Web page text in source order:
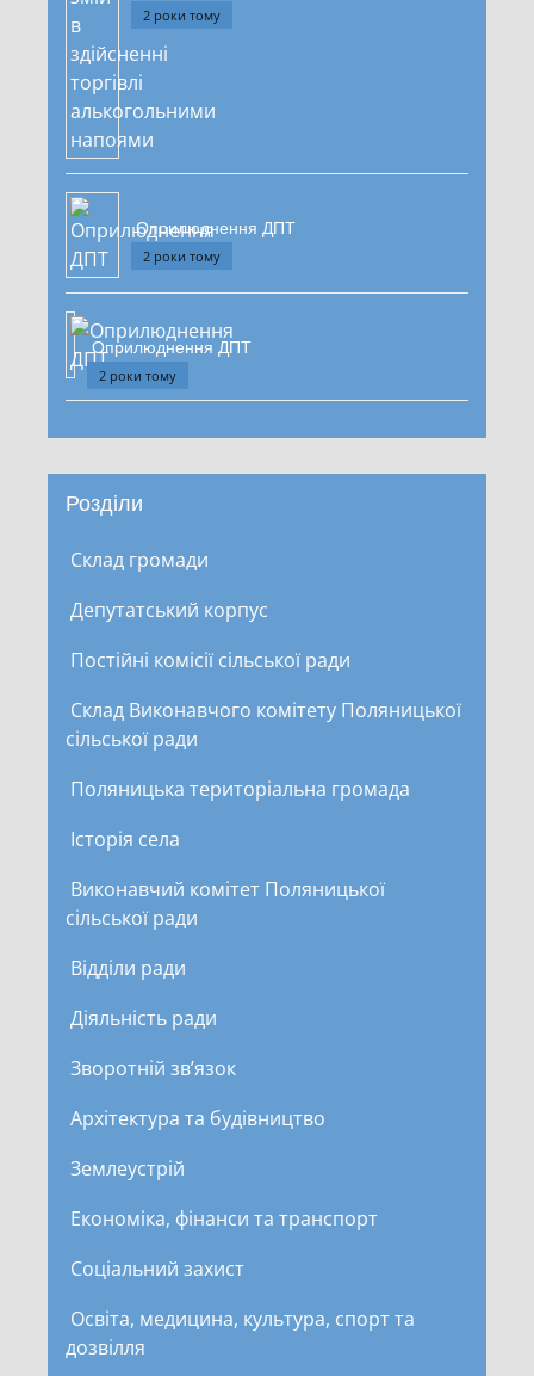
2 роки тому
Оприлюднення ДПТ
2 роки тому
Оприлюднення ДПТ
2 роки тому
Розділи
Склад громади
Депутатський корпус
Постійні комісії сільської ради
Склад Виконавчого комітету Поляницької
сільської ради
Поляницька територіальна громада
Історія села
Виконавчий комітет Поляницької
сільської ради
Відділи ради
Діяльність ради
Зворотній зв’язок
Архітектура та будівництво
Землеустрій
Економіка, фінанси та транспорт
Соціальний захист
Освіта, медицина, культура, спорт та
дозвілля